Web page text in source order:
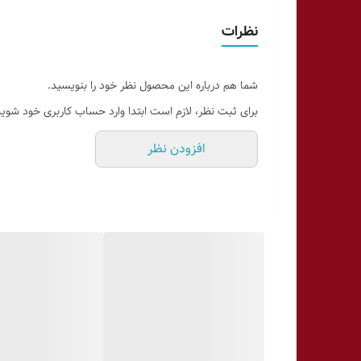
نظرات
شما هم درباره این محصول نظر خود را بنویسید.
برای ثبت نظر، لازم است ابتدا وارد حساب کاربری خود
افزودن نظر